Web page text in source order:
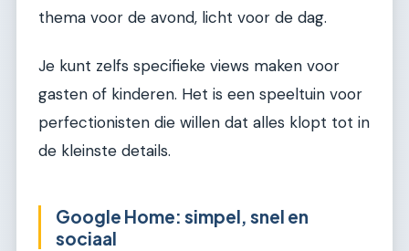
thema voor de avond, licht voor de dag.
Je kunt zelfs specifieke views maken voor
gasten of kinderen. Het is een speeltuin voor
perfectionisten die willen dat alles klopt tot in
de kleinste details.
Google Home: simpel, snel en
sociaal